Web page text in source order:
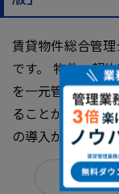
賃貸物件総合管
です。 物件・契
を一元管理し、
ることができま
の導入が必要あり
本コ